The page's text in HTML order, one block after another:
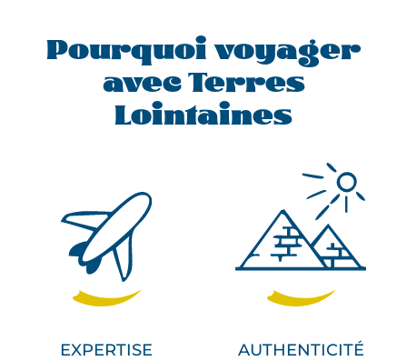
Pourquoi voyager
avec Terres
Lointaines
EXPERTISE AUTHENTICITÉ